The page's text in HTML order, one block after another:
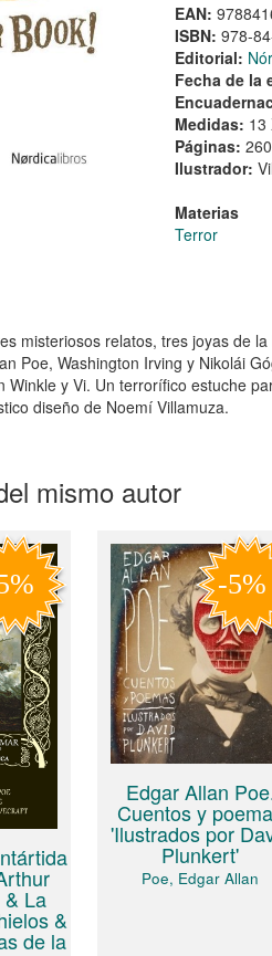
EAN:
ISBN: 978-
Editorial:
Fecha de la
Medidas: 13
Páginas: 260
Ilustrador:
Materias
Terror
misteriosos relatos, tres joyas de
Poe, Washington Irving y Nikolái
Winkle y Vi. Un terrorífico estuche
diseño de Noemí Villamuza.
mismo autor
La
&
de la
Edgar Allan
Cuentos y
'Ilustrados por
Plunkert'
Poe, Edgar Allan